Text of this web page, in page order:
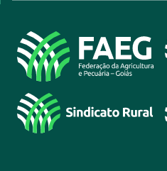
Acesso à Informação
@sistemafaeg
/SistemaFaeg
/sistemafaeg
/SistemaFaeg